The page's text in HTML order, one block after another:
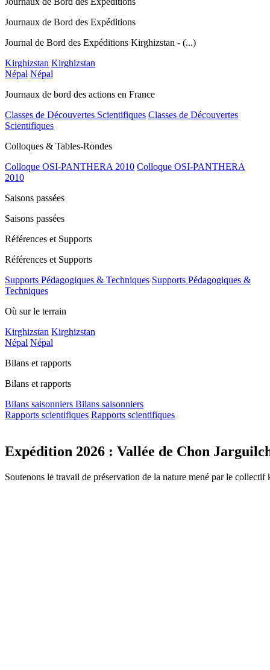
Journaux de Bord des Expéditions
Journal de Bord des Expéditions Kirghizstan - (...)
Kirghizstan Kirghizstan
Népal Népal
Journaux de bord des actions en France
Classes de Découvertes Scientifiques Classes de Découvertes
Scientifiques
Colloques & Tables-Rondes
Colloque OSI-PANTHERA 2010 Colloque OSI-PANTHERA
2010
Saisons passées
Saisons passées
Références et Supports
Références et Supports
Supports Pédagogiques & Techniques Supports Pédagogiques &
Techniques
Où sur le terrain
Kirghizstan Kirghizstan
Népal Népal
Bilans et rapports
Bilans et rapports
Bilans saisonniers Bilans saisonniers
Rapports scientifiques Rapports scientifiques
Expédition 2026 : Vallée de Chon
Soutenons le travail de préservation de la nature mené par le